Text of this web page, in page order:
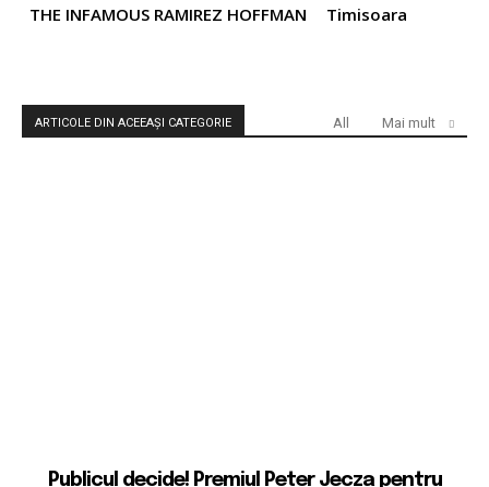
THE INFAMOUS RAMIREZ HOFFMAN
Timisoara
ARTICOLE DIN ACEEAȘI CATEGORIE All Mai mult
Publicul decide! Premiul Peter Jecza pentru